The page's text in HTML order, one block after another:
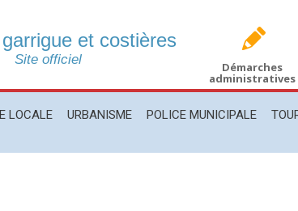
et costières
Site officiel Démarches
administratives
LOCALE URBANISME POLICE MUNICIPALE
URBANISME POLICE MUNICIPALE